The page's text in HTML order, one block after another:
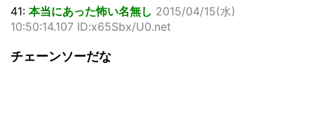
41: 本当にあった怖い名無し 2015/04/15(水)
10:50:14.107 ID:x65Sbx/U0.net
チェーンソーだな